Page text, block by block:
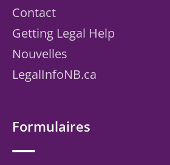
Contact
Getting Legal Help
Nouvelles
LegalInfoNB.ca
Formulaires